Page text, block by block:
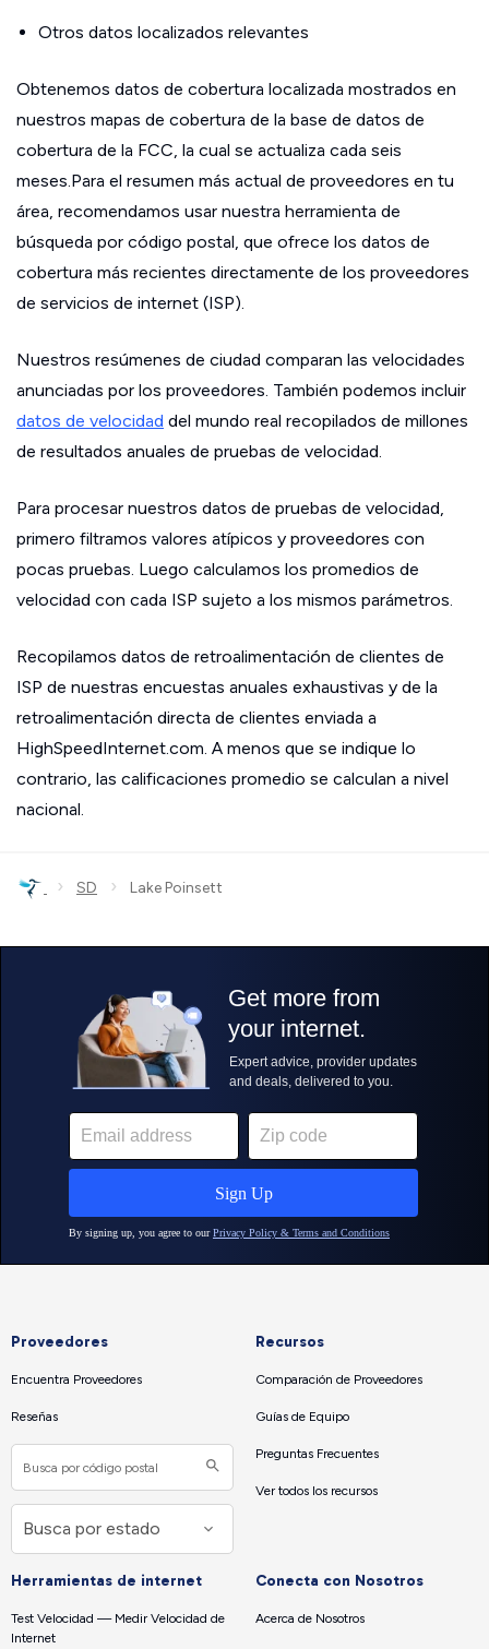
Otros datos localizados relevantes
Obtenemos datos de cobertura localizada mostrados en
nuestros mapas de cobertura de la base de datos de
cobertura de la FCC, la cual se actualiza cada seis
meses.Para el resumen más actual de proveedores en tu
área, recomendamos usar nuestra herramienta de
búsqueda por código postal, que ofrece los datos de
cobertura más recientes directamente de los proveedores
de servicios de internet (ISP).
Nuestros resúmenes de ciudad comparan las velocidades
anunciadas por los proveedores. También podemos incluir
datos de velocidad del mundo real recopilados de millones
de resultados anuales de pruebas de velocidad.
Para procesar nuestros datos de pruebas de velocidad,
primero filtramos valores atípicos y proveedores con
pocas pruebas. Luego calculamos los promedios de
velocidad con cada ISP sujeto a los mismos parámetros.
Recopilamos datos de retroalimentación de clientes de
ISP de nuestras encuestas anuales exhaustivas y de la
retroalimentación directa de clientes enviada a
HighSpeedInternet.com. A menos que se indique lo
contrario, las calificaciones promedio se calculan a nivel
nacional.
› SD › Lake Poinsett
Proveedores
Encuentra Proveedores
Reseñas
Recursos
Comparación de Proveedores
Guías de Equipo
Preguntas Frecuentes
Ver todos los recursos
Herramientas de internet
Test Velocidad — Medir Velocidad de
Internet
Conecta con Nosotros
Acerca de Nosotros